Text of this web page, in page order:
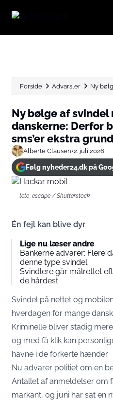
Forside Advarsler Ny
Ny bølge af svindel
danskerne: Derfor
sms’er ekstra
Alberte Clausen•2. juli 2026
Følg nyheder24.dk på
tete_escape / Shutterstock
Én fejl kan blive dyr
Lige nu læser andre
Bankerne advarer: Flere
denne type svindel
Svindlere går målrettet
de hårdest
Svindel på nettet og
hverdagen for mange
Kriminelle bliver stadig
og med få klik kan
havne i de forkerte hænder.
Nu advarer politiet om en
Antallet af anmeldelser om
markant, og juni har sat en